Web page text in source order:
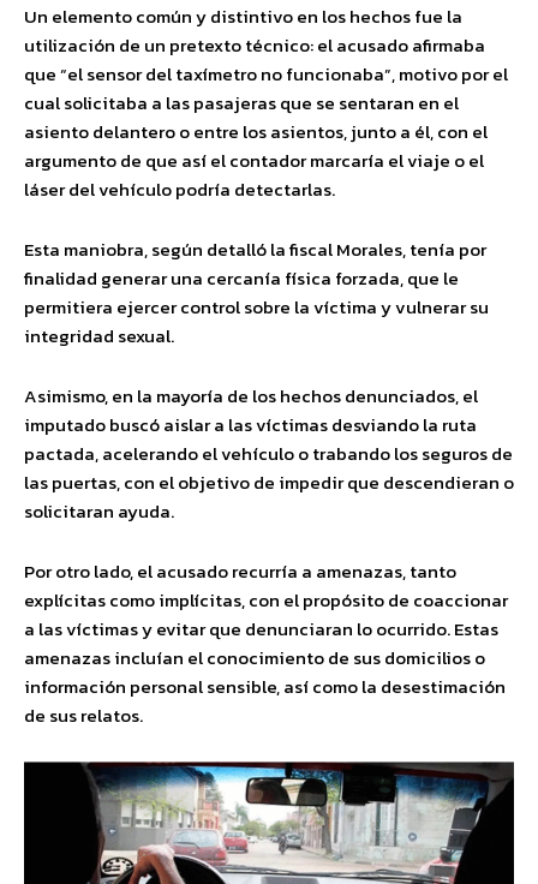
Un elemento común y distintivo en los hechos fue la
utilización de un pretexto técnico: el acusado afirmaba
que “el sensor del taxímetro no funcionaba”, motivo por el
cual solicitaba a las pasajeras que se sentaran en el
asiento delantero o entre los asientos, junto a él, con el
argumento de que así el contador marcaría el viaje o el
láser del vehículo podría detectarlas.
Esta maniobra, según detalló la fiscal Morales, tenía por
finalidad generar una cercanía física forzada, que le
permitiera ejercer control sobre la víctima y vulnerar su
integridad sexual.
Asimismo, en la mayoría de los hechos denunciados, el
imputado buscó aislar a las víctimas desviando la ruta
pactada, acelerando el vehículo o trabando los seguros de
las puertas, con el objetivo de impedir que descendieran o
solicitaran ayuda.
Por otro lado, el acusado recurría a amenazas, tanto
explícitas como implícitas, con el propósito de coaccionar
a las víctimas y evitar que denunciaran lo ocurrido. Estas
amenazas incluían el conocimiento de sus domicilios o
información personal sensible, así como la desestimación
de sus relatos.